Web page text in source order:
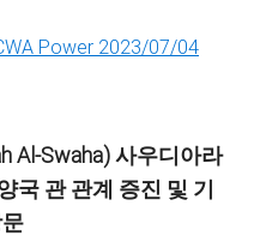
Power 2023/07/04
Al-Swaha) 사우디아라
국 관 관계 증진 및 기